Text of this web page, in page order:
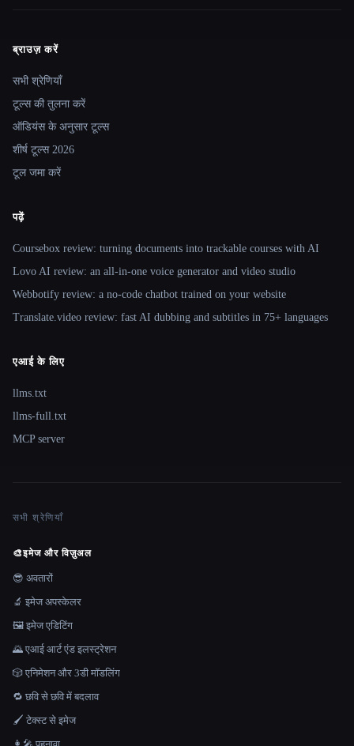
Site navigation
ब्राउज़ करें
सभी श्रेणियाँ
टूल्स की तुलना करें
ऑडियंस के अनुसार टूल्स
शीर्ष टूल्स 2026
टूल जमा करें
पढ़ें
Coursebox review: turning documents into trackable courses with AI
Lovo AI review: an all-in-one voice generator and video studio
Webbotify review: a no-code chatbot trained on your website
Translate.video review: fast AI dubbing and subtitles in 75+ languages
एआई के लिए
llms.txt
llms-full.txt
MCP server
सभी श्रेणियाँ
🎨इमेज और विज़ुअल
😎 अवतारों
🔬 इमेज अपस्केलर
🖼️ इमेज एडिटिंग
🌄 एआई आर्ट एंड इलस्ट्रेशन
🎲 एनिमेशन और 3डी मॉडलिंग
🔁 छवि से छवि में बदलाव
🖌️ टेक्स्ट से इमेज